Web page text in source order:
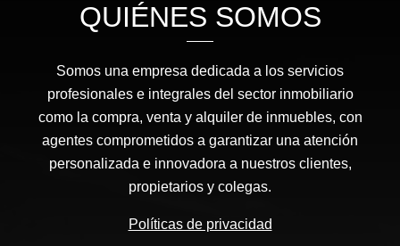
QUIÉNES SOMOS
Somos una empresa dedicada a los servicios
profesionales e integrales del sector inmobiliario
como la compra, venta y alquiler de inmuebles, con
agentes comprometidos a garantizar una atención
personalizada e innovadora a nuestros clientes,
propietarios y colegas.
Políticas de privacidad